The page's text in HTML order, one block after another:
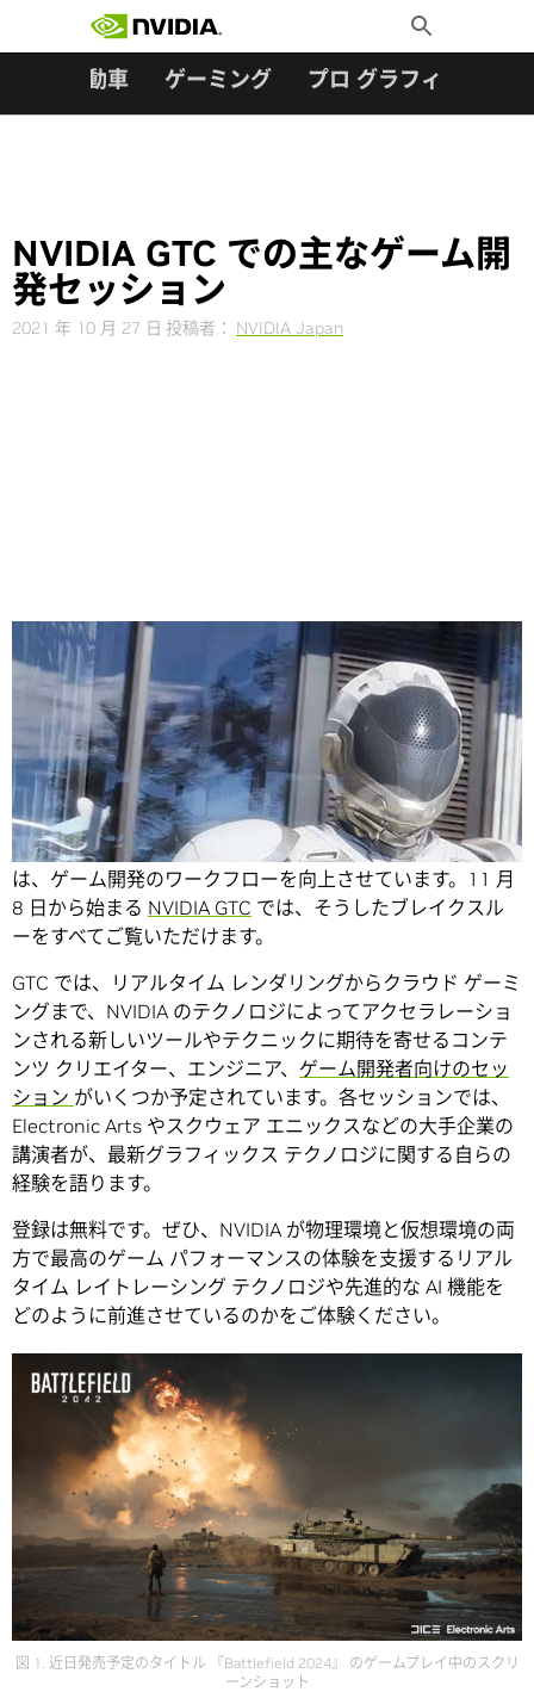
Toggle
Search
自動車 ゲーミング プロ グラフィックス
NVIDIA GTC での主なゲーム開
発セッション
2021 年 10 月 27 日 投稿者： NVIDIA Japan
Share
グラフィックスにおける NVIDIA の最新のブレイクスルー
は、ゲーム開発のワークフローを向上させています。
11 月
8 日から始まる NVIDIA GTC では、そうしたブレイクスル
ーをすべてご覧いただけます。
GTC では、リアルタイム レンダリングからクラウド ゲーミ
ングまで、NVIDIA のテクノロジによってアクセラレーショ
ンされる新しいツールやテクニックに期待を寄せるコンテ
ンツ クリエイター、エンジニア、 ゲーム開発者向けのセッ
ション がいくつか予定されています。各セッションでは、
Electronic Arts やスクウェア エニックスなどの大手企業の
講演者が、最新グラフィックス テクノロジに関する自らの
経験を語ります。
登録は無料です。ぜひ、NVIDIA が物理環境と仮想環境の両
方で最高のゲーム パフォーマンスの体験を支援するリアル
タイム レイトレーシング テクノロジや先進的な AI 機能を
どのように前進させているのかをご体験ください。
図 1. 近日発売予定のタイトル 『Battlefield 2024』 のゲームプレイ中のスクリ
ーンショット